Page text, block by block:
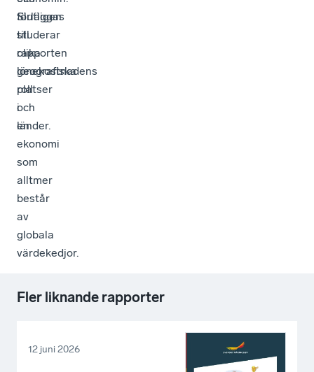
förläggas
till
olika
geografiska
platser
och
länder.
Slutligen
studerar
rapporten
lönekostnadens
roll
i
en
ekonomi
som
alltmer
består
av
globala
värdekedjor.
Fler liknande rapporter
12 juni 2026